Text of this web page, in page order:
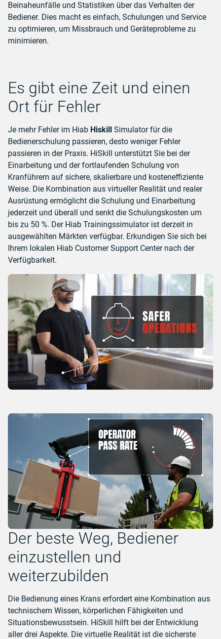
Beinaheunfälle und Statistiken über das Verhalten der
Bediener. Dies macht es einfach, Schulungen und Service
zu optimieren, um Missbrauch und Geräteprobleme zu
minimieren.
Es gibt eine Zeit und einen
Ort für Fehler
Je mehr Fehler im Hiab Hiskill Simulator für die
Bedienerschulung passieren, desto weniger Fehler
passieren in der Praxis. HiSkill unterstützt Sie bei der
Einarbeitung und der fortlaufenden Schulung von
Kranführern auf sichere, skalierbare und kosteneffiziente
Weise. Die Kombination aus virtueller Realität und realer
Ausrüstung ermöglicht die Schulung und Einarbeitung
jederzeit und überall und senkt die Schulungskosten um
bis zu 50 %. Der Hiab Trainingssimulator ist derzeit in
ausgewählten Märkten verfügbar. Erkundigen Sie sich bei
Ihrem lokalen Hiab Customer Support Center nach der
Verfügbarkeit.
Der beste Weg, Bediener
einzustellen und
weiterzubilden
Die Bedienung eines Krans erfordert eine Kombination aus
technischem Wissen, körperlichen Fähigkeiten und
Situationsbewusstsein. HiSkill hilft bei der Entwicklung
aller drei Aspekte. Die virtuelle Realität ist die sicherste